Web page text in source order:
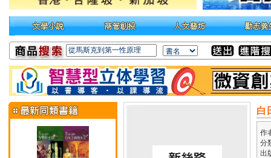
白
作
分
出